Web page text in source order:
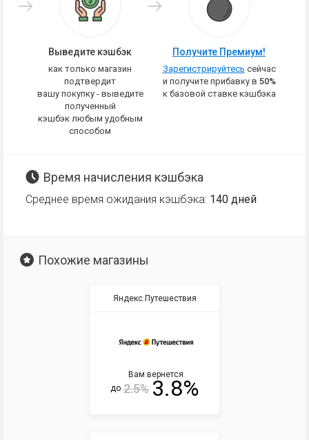
Выведите кэшбэк
как только магазин
подтвердит
вашу покупку - выведите
полученный
кэшбэк любым удобным
способом
Получите Премиум!
Зарегистрируйтесь сейчас
и получите прибавку в 50%
к базовой ставке кэшбэка
Время начисления кэшбэка
Среднее время ожидания кэшбэка: 140 дней
Похожие магазины
Яндекс.Путешествия
Вам вернется
до 2.5% 3.8%